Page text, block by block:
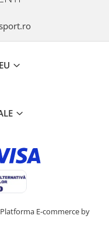
Platforma E-commerce by